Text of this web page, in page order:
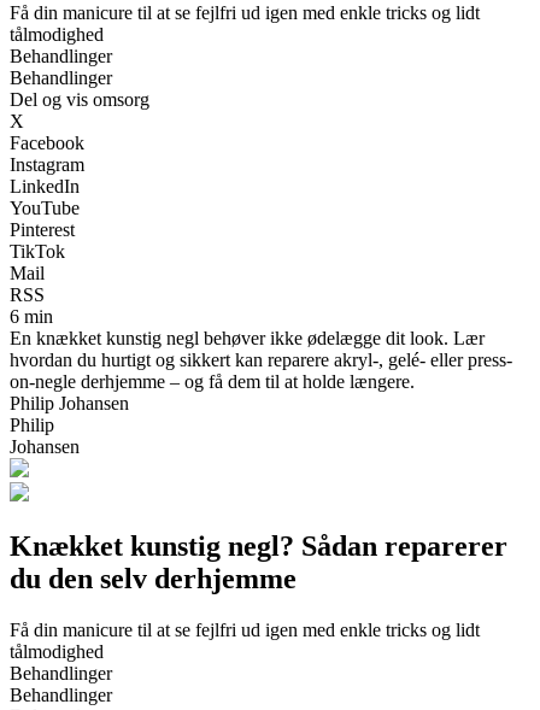
Få din manicure til at se fejlfri ud igen med enkle tricks og lidt
tålmodighed
Behandlinger
Behandlinger
Del og vis omsorg
X
Facebook
Instagram
LinkedIn
YouTube
Pinterest
TikTok
Mail
RSS
6 min
En knækket kunstig negl behøver ikke ødelægge dit look. Lær
hvordan du hurtigt og sikkert kan reparere akryl-, gelé- eller press-
on-negle derhjemme – og få dem til at holde længere.
Philip Johansen
Philip
Johansen
Knækket kunstig negl? Sådan reparerer
du den selv derhjemme
Få din manicure til at se fejlfri ud igen med enkle tricks og lidt
tålmodighed
Behandlinger
Behandlinger